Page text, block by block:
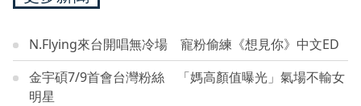
N.Flying來台開唱無冷場 寵粉偷練《想見你》中文ED
金宇碩7/9首會台灣粉絲 「媽高顏值曝光」氣場不輸女
明星